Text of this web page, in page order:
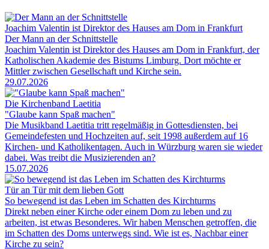
Joachim Valentin ist Direktor des Hauses am Dom in Frankfurt
Der Mann an der Schnittstelle
Joachim Valentin ist Direktor des Hauses am Dom in Frankfurt, der
Katholischen Akademie des Bistums Limburg. Dort möchte er
Mittler zwischen Gesellschaft und Kirche sein.
29.07.2026
Die Kirchenband Laetitia
"Glaube kann Spaß machen"
Die Musikband Laetitia tritt regelmäßig in Gottesdiensten, bei
Gemeindefesten und Hochzeiten auf, seit 1998 außerdem auf 16
Kirchen- und Katholikentagen. Auch in Würzburg waren sie wieder
dabei. Was treibt die Musizierenden an?
15.07.2026
Tür an Tür mit dem lieben Gott
So bewegend ist das Leben im Schatten des Kirchturms
Direkt neben einer Kirche oder einem Dom zu leben und zu
arbeiten, ist etwas Besonderes. Wir haben Menschen getroffen, die
im Schatten des Doms unterwegs sind. Wie ist es, Nachbar einer
Kirche zu sein?